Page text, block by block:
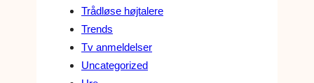
Trådløse højtalere
Trends
Tv anmeldelser
Uncategorized